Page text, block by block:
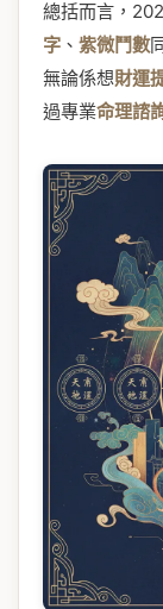
總括而言，
字 、 紫微鬥數
無論係想財運
過專業命理諮